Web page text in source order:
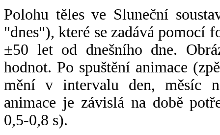
Polohu těles ve Sluneční
"dnes"), které se zadává pomocí
±50 let od dnešního dne.
hodnot. Po spuštění animace
mění v intervalu den, měsíc
animace je závislá na době
0,5-0,8 s).